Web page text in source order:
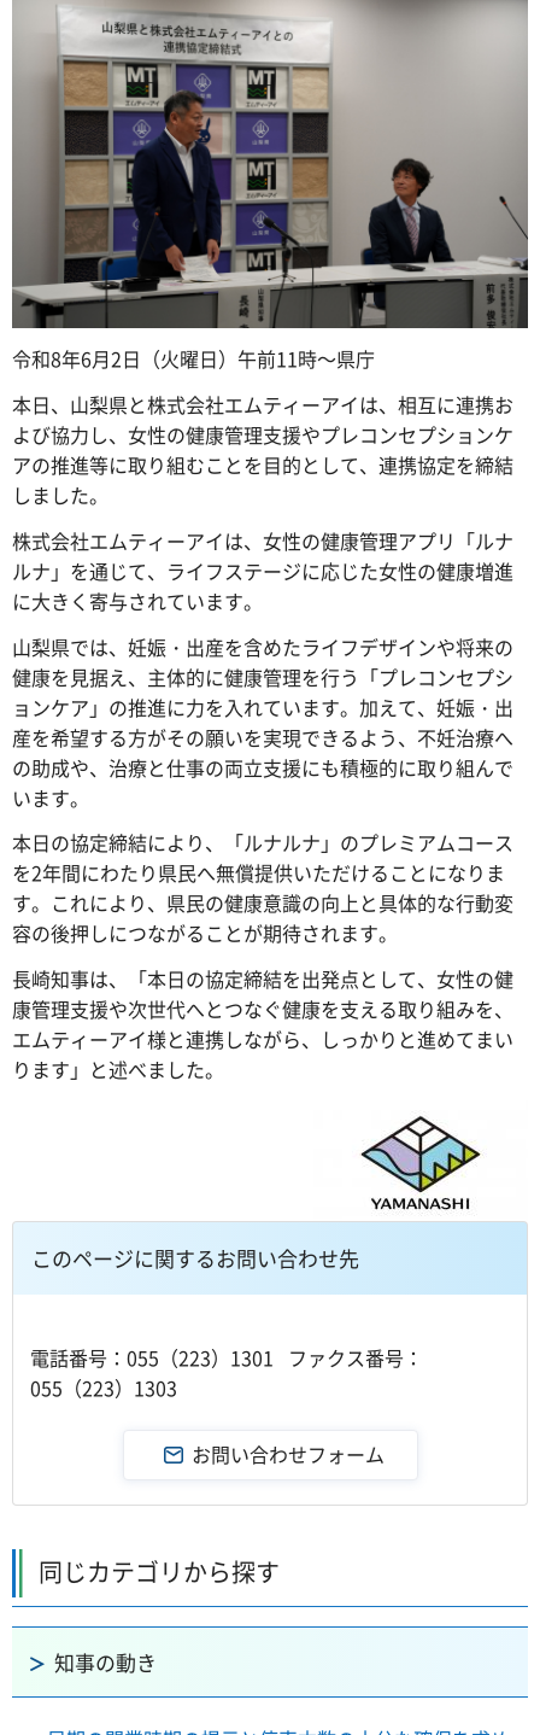
令和8年6月2日（火曜日）午前11時～県庁
本日、山梨県と株式会社エムティーアイは、相互に連携お
よび協力し、女性の健康管理支援やプレコンセプションケ
アの推進等に取り組むことを目的として、連携協定を締結
しました。
株式会社エムティーアイは、女性の健康管理アプリ「ルナ
ルナ」を通じて、ライフステージに応じた女性の健康増進
に大きく寄与されています。
山梨県では、妊娠・出産を含めたライフデザインや将来の
健康を見据え、主体的に健康管理を行う「プレコンセプシ
ョンケア」の推進に力を入れています。加えて、妊娠・出
産を希望する方がその願いを実現できるよう、不妊治療へ
の助成や、治療と仕事の両立支援にも積極的に取り組んで
います。
本日の協定締結により、「ルナルナ」のプレミアムコース
を2年間にわたり県民へ無償提供いただけることになりま
す。これにより、県民の健康意識の向上と具体的な行動変
容の後押しにつながることが期待されます。
長崎知事は、「本日の協定締結を出発点として、女性の健
康管理支援や次世代へとつなぐ健康を支える取り組みを、
エムティーアイ様と連携しながら、しっかりと進めてまい
ります」と述べました。
このページに関するお問い合わせ先
電話番号：055（223）1301 ファクス番号：
055（223）1303
同じカテゴリから探す
知事の動き